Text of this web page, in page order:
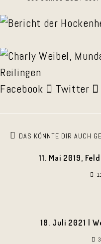
Facebook Twitter
DAS KÖNNTE DIR AUCH
11. Mai 2019,
18. Juli 2021 |